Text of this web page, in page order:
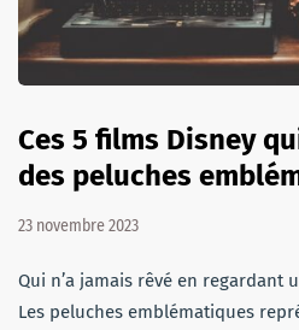
Ces 5 films Disney
des peluches
23 novembre 2023
Qui n’a jamais rêvé en regardant
Les peluches emblématiques